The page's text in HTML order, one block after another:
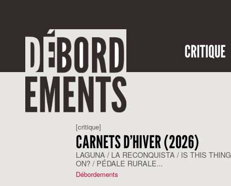
CRITIQUE
[critique]
CARNETS D’HIVER (2026)
LAGUNA / LA RECONQUISTA / IS THIS THING
ON? / PÉDALE RURALE...
Débordements